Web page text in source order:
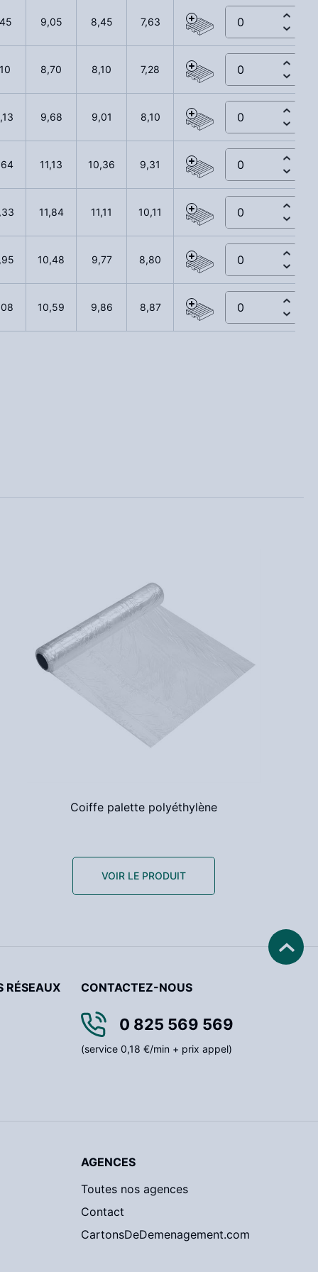
9,05 8,45 7,63
8,70 8,10 7,28
9,68 9,01 8,10
11,13 10,36 9,31
11,84 11,11 10,11
10,48 9,77 8,80
10,59 9,86 8,87
Coiffe palette polyéthylène
VOIR LE PRODUIT
RÉSEAUX
CONTACTEZ-NOUS
0 825 569 569
(service 0,18 €/min + prix appel)
AGENCES
Toutes nos agences
Contact
CartonsDeDemenagement.com